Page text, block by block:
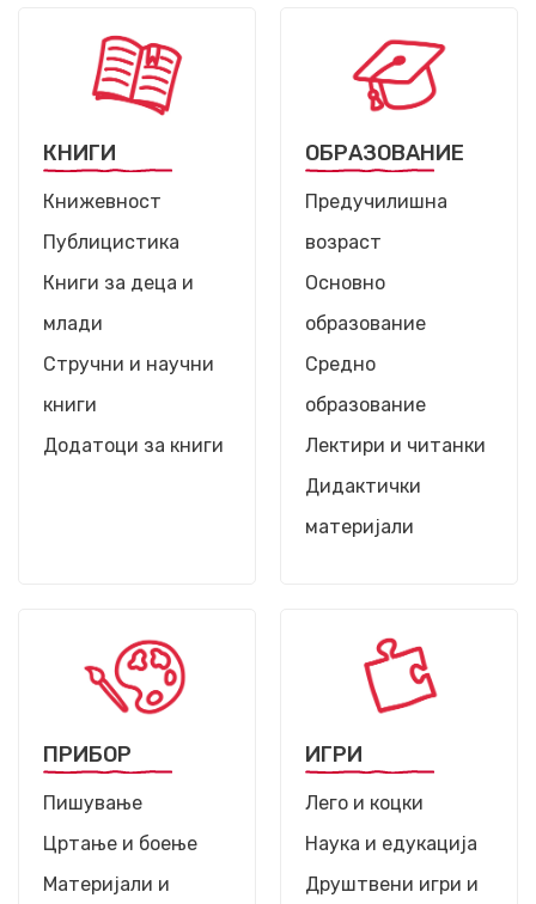
КНИГИ
Книжевност
Публицистика
Книги за деца и
млади
Стручни и научни
книги
Додатоци за книги
ОБРАЗОВАНИЕ
Предучилишна
возраст
Основно
образование
Средно
образование
Лектири и читанки
Дидактички
материјали
ПРИБОР
Пишување
Цртање и боење
Материјали и
ИГРИ
Лего и коцки
Наука и едукација
Друштвени игри и